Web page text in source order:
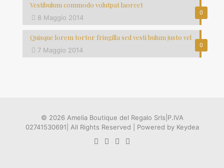
0
Vestibulum commodo volutpat laoreet
8 Maggio 2014
0
Quisque lorem tortor fringilla sed vesti bulum justo vel
7 Maggio 2014
© 2026 Amelia Boutique del Regalo Srls|P.IVA
02741530691| All Rights Reserved | Powered by Keydea